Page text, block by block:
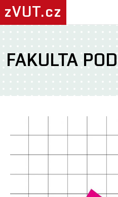
zVUT.cz
FAKULTA